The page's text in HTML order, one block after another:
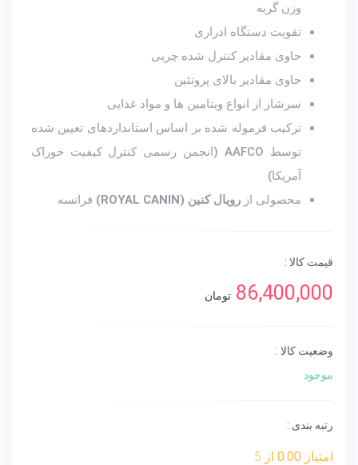
وزن گربه
تقویت دستگاه ادراری
حاوی مقادیر کنترل شده چربی
حاوی مقادیر بالای پروتئین
سرشار از انواع ویتامین ها و مواد غذایی
ترکیب فرموله شده بر اساس استانداردهای تعیین شده
توسط AAFCO (انجمن رسمی کنترل کیفیت خوراک
آمریکا)
محصولی از رویال کنین (ROYAL CANIN) فرانسه
قیمت کالا :
86,400,000 تومان
وضعیت کالا :
موجود
رتبه بندی :
امتیاز 0.00 از 5